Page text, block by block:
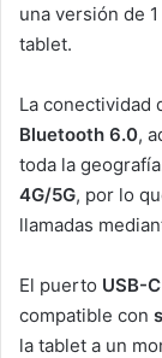
una versión de
tablet.
La conectividad
Bluetooth 6.0,
toda la
4G/5G, por lo
llamadas
El puerto USB-
compatible con
la tablet a un